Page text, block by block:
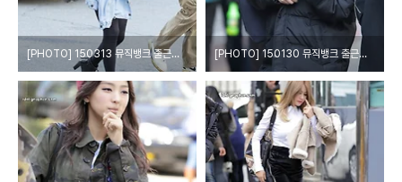
[PHOTO] 150313 뮤직뱅크 출근길 by Girls Grapher [PHOTO] 150130 뮤직뱅크 출근길 by Girls Grapher